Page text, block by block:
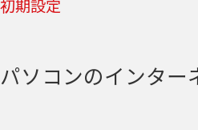
初期設定
パソコンのインター